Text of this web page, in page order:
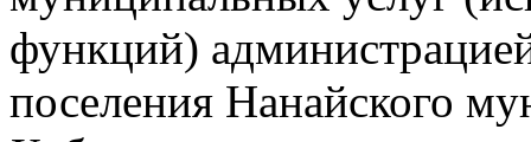
функций)
поселения Нанайского